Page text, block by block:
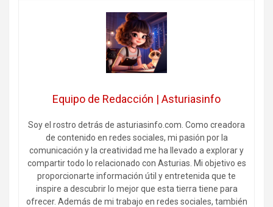
Equipo de Redacción | Asturiasinfo
Soy el rostro detrás de asturiasinfo.com. Como creadora
de contenido en redes sociales, mi pasión por la
comunicación y la creatividad me ha llevado a explorar y
compartir todo lo relacionado con Asturias. Mi objetivo es
proporcionarte información útil y entretenida que te
inspire a descubrir lo mejor que esta tierra tiene para
ofrecer. Además de mi trabajo en redes sociales, también